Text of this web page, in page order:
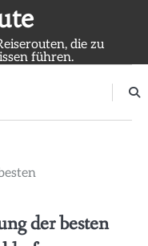
die zu
führen.
der besten